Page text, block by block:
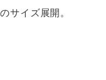
サイズ展開。